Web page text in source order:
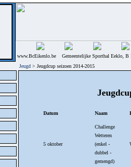
www.BcEikenlo.be Gemeentelijke Sporthal Eeklo, B
Jeugd > Jeugdcup seizoen 2014-2015
Datum Naam
5 oktober
Challenge
Wetteren
(enkel -
dubbel -
gemengd)